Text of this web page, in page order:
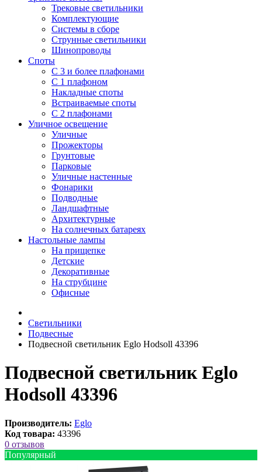
Трековые светильники
Комплектующие
Системы в сборе
Струнные светильники
Шинопроводы
Споты
С 3 и более плафонами
С 1 плафоном
Накладные споты
Встраиваемые споты
С 2 плафонами
Уличное освещение
Уличные
Прожекторы
Грунтовые
Парковые
Уличные настенные
Фонарики
Подводные
Ландшафтные
Архитектурные
На солнечных батареях
Настольные лампы
На прищепке
Детские
Декоративные
На струбцине
Офисные
Светильники
Подвесные
Подвесной светильник Eglo Hodsoll 43396
Подвесной светильник Eglo
Hodsoll 43396
Производитель: Eglo
Код товара: 43396
0 отзывов
Популярный